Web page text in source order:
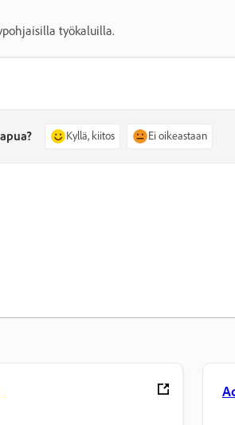
työkaluilla.
Kyllä, kiitos Ei oikeastaan